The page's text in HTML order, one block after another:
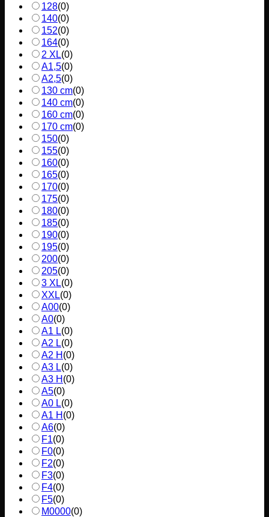
128(0)
140(0)
152(0)
164(0)
2 XL(0)
A1,5(0)
A2,5(0)
130 cm(0)
140 cm(0)
160 cm(0)
170 cm(0)
150(0)
155(0)
160(0)
165(0)
170(0)
175(0)
180(0)
185(0)
190(0)
195(0)
200(0)
205(0)
3 XL(0)
XXL(0)
A00(0)
A0(0)
A1 L(0)
A2 L(0)
A2 H (0)
A3 L(0)
A3 H (0)
A5(0)
A0 L(0)
A1 H (0)
A6(0)
F1(0)
F0(0)
F2(0)
F3(0)
F4(0)
F5(0)
M0000(0)